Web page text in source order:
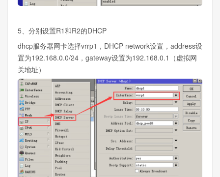
5、分别设置R1和R2的DHCP
dhcp服务器网卡选择vrrp1，DHCP network设置，address设
置为192.168.0.0/24，gateway设置为192.168.0.1（虚拟网
关地址）